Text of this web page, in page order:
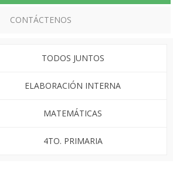
CONTÁCTENOS
TODOS JUNTOS
ELABORACIÓN INTERNA
MATEMÁTICAS
4TO. PRIMARIA